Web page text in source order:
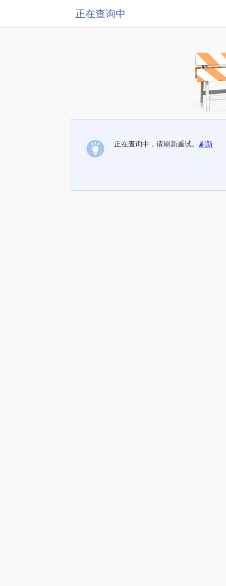
正在查询中
正在查询中，请刷新重试。 刷新